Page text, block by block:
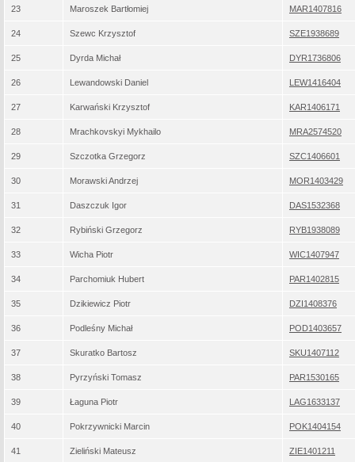
23 Maroszek Bartłomiej MAR1407816
24 Szewc Krzysztof SZE1938689
25 Dyrda Michał DYR1736806
26 Lewandowski Daniel LEW1416404
27 Karwański Krzysztof KAR1406171
28 Mrachkovskyi Mykhailo MRA2574520
29 Szczotka Grzegorz SZC1406601
30 Morawski Andrzej MOR1403429
31 Daszczuk Igor DAS1532368
32 Rybiński Grzegorz RYB1938089
33 Wicha Piotr WIC1407947
34 Parchomiuk Hubert PAR1402815
35 Dzikiewicz Piotr DZI1408376
36 Podleśny Michał POD1403657
37 Skuratko Bartosz SKU1407112
38 Pyrzyński Tomasz PAR1530165
39 Łaguna Piotr LAG1633137
40 Pokrzywnicki Marcin POK1404154
41 Zieliński Mateusz ZIE1401211